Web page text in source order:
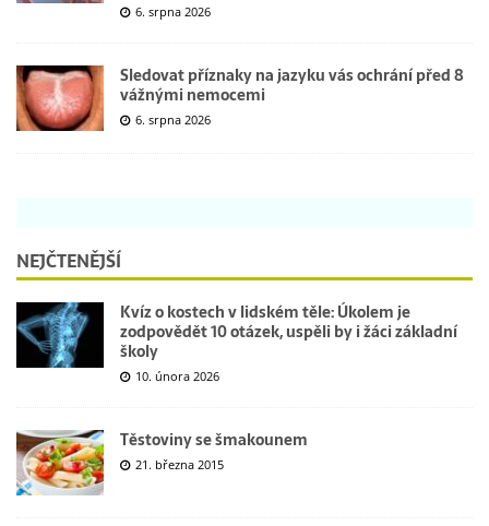
6. srpna 2026
Sledovat příznaky na jazyku vás ochrání před 8
vážnými nemocemi
6. srpna 2026
NEJČTENĚJŠÍ
Kvíz o kostech v lidském těle: Úkolem je
zodpovědět 10 otázek, uspěli by i žáci základní
školy
10. února 2026
Těstoviny se šmakounem
21. března 2015